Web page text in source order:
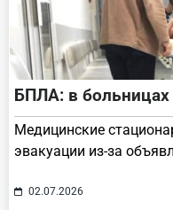
БПЛА: в
Медицинские
эвакуации из-за
02.07.2026